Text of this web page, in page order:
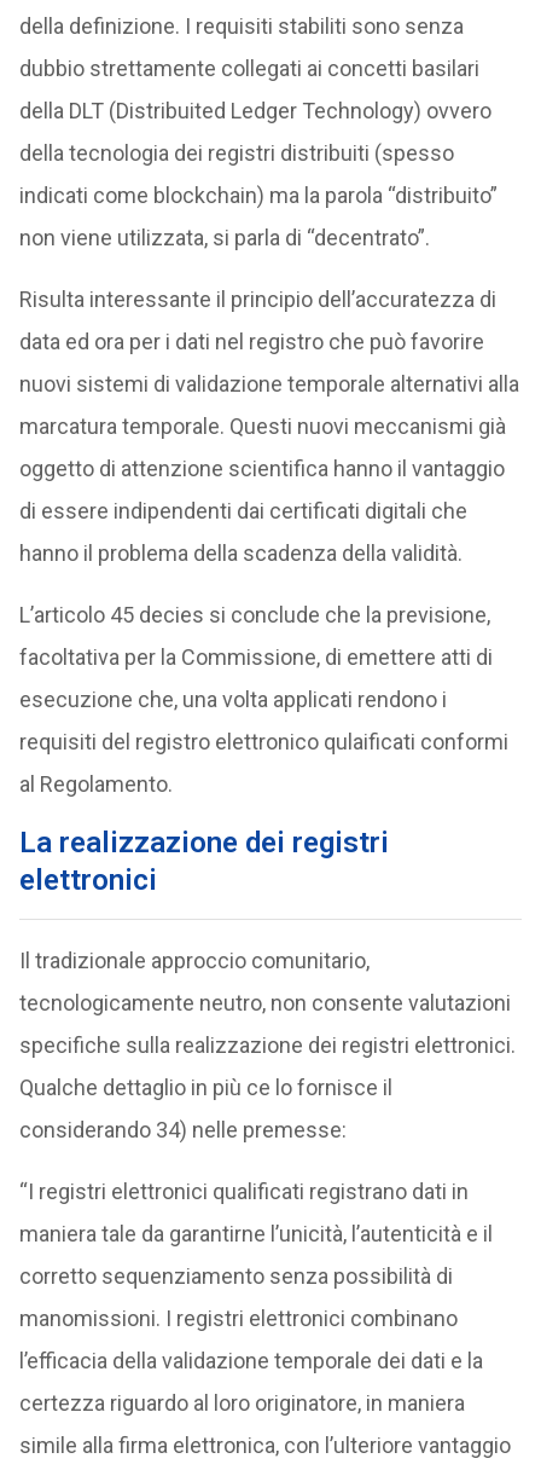
della definizione. I requisiti stabiliti sono senza
dubbio strettamente collegati ai concetti basilari
della DLT (Distribuited Ledger Technology) ovvero
della tecnologia dei registri distribuiti (spesso
indicati come blockchain) ma la parola “distribuito”
non viene utilizzata, si parla di “decentrato”.
Risulta interessante il principio dell’accuratezza di
data ed ora per i dati nel registro che può favorire
nuovi sistemi di validazione temporale alternativi alla
marcatura temporale. Questi nuovi meccanismi già
oggetto di attenzione scientifica hanno il vantaggio
di essere indipendenti dai certificati digitali che
hanno il problema della scadenza della validità.
L’articolo 45 decies si conclude che la previsione,
facoltativa per la Commissione, di emettere atti di
esecuzione che, una volta applicati rendono i
requisiti del registro elettronico qulaificati conformi
al Regolamento.
La realizzazione dei registri
elettronici
Il tradizionale approccio comunitario,
tecnologicamente neutro, non consente valutazioni
specifiche sulla realizzazione dei registri elettronici.
Qualche dettaglio in più ce lo fornisce il
considerando 34) nelle premesse:
“I registri elettronici qualificati registrano dati in
maniera tale da garantirne l’unicità, l’autenticità e il
corretto sequenziamento senza possibilità di
manomissioni. I registri elettronici combinano
l’efficacia della validazione temporale dei dati e la
certezza riguardo al loro originatore, in maniera
simile alla firma elettronica, con l’ulteriore vantaggio